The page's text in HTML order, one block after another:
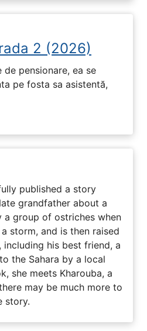
2 (2026)
pensionare, ea se
pe fosta sa asistentă,
published a story
grandfather about a
a group of ostriches when
storm, and is then raised
his best friend, a
the Sahara by a local
she meets Kharouba, a
may be much more to
story.